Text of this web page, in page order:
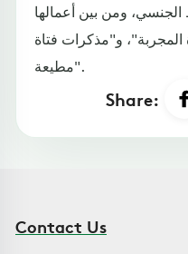
ومن بين أعمالها
المجربة"، و"مذكرات فتاة
مطيعة".
Share:
Contact Us